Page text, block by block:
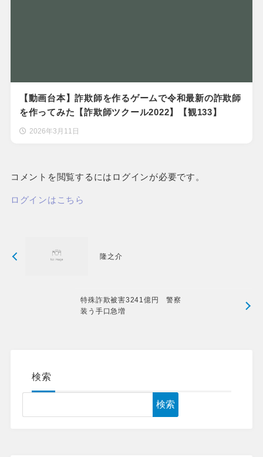
【動画台本】詐欺師を作るゲームで令和最新の詐欺師
を作ってみた【詐欺師ツクール2022】【観133】
2026年3月11日
コメントを閲覧するにはログインが必要です。
ログインはこちら
隆之介
特殊詐欺被害3241億円 警察
装う手口急増
検索
検索